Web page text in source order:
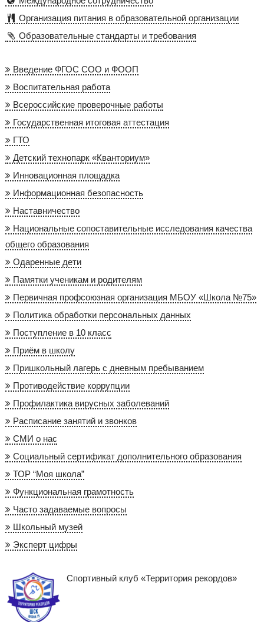
Организация питания в образовательной организации
Образовательные стандарты и требования
Введение ФГОС СОО и ФООП
Воспитательная работа
Всероссийские проверочные работы
Государственная итоговая аттестация
ГТО
Детский технопарк «Кванториум»
Инновационная площадка
Информационная безопасность
Наставничество
Национальные сопоставительные исследования качества
общего образования
Одаренные дети
Памятки ученикам и родителям
Первичная профсоюзная организация МБОУ «Школа №75»
Политика обработки персональных данных
Поступление в 10 класс
Приём в школу
Пришкольный лагерь с дневным пребыванием
Противодействие коррупции
Профилактика вирусных заболеваний
Расписание занятий и звонков
СМИ о нас
Социальный сертификат дополнительного образования
ТОР “Моя школа”
Функциональная грамотность
Часто задаваемые вопросы
Школьный музей
Эксперт цифры
Спортивный клуб «Территория рекордов»